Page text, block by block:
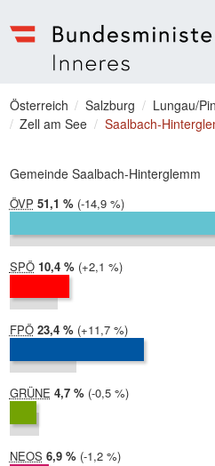
Sie befinden sich hier
Österreich Salzburg
Lungau/
Zell am See
Saalbach-
Gemeinde Saalbach-Hinterglemm
ÖVP 2024:
51,1 %
2019:
66,0 %
Differenz:
-14,9 %
SPÖ 2024:
10,4 % Differenz:
+2,1 %
FPÖ 2024:
23,4 %
2019:
11,7 %
Differenz:
+11,7 %
GRÜNE 2024:
4,7 % Differenz:
-0,5 %
NEOS 2024:
6,9 % Differenz:
-1,2 %